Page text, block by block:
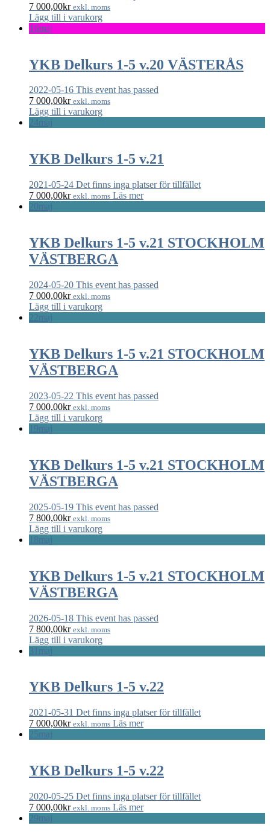
7 000,00kr exkl. moms
Lägg till i varukorg
16maj
YKB Delkurs 1-5 v.20 VÄSTERÅS
2022-05-16 This event has passed
7 000,00kr exkl. moms
Lägg till i varukorg
24maj
YKB Delkurs 1-5 v.21
2021-05-24 Det finns inga platser för tillfället
7 000,00kr exkl. moms Läs mer
20maj
YKB Delkurs 1-5 v.21 STOCKHOLM
VÄSTBERGA
2024-05-20 This event has passed
7 000,00kr exkl. moms
Lägg till i varukorg
22maj
YKB Delkurs 1-5 v.21 STOCKHOLM
VÄSTBERGA
2023-05-22 This event has passed
7 000,00kr exkl. moms
Lägg till i varukorg
19maj
YKB Delkurs 1-5 v.21 STOCKHOLM
VÄSTBERGA
2025-05-19 This event has passed
7 800,00kr exkl. moms
Lägg till i varukorg
18maj
YKB Delkurs 1-5 v.21 STOCKHOLM
VÄSTBERGA
2026-05-18 This event has passed
7 800,00kr exkl. moms
Lägg till i varukorg
31 maj
YKB Delkurs 1-5 v.22
2021-05-31 Det finns inga platser för tillfället
7 000,00kr exkl. moms Läs mer
25maj
YKB Delkurs 1-5 v.22
2020-05-25 Det finns inga platser för tillfället
7 000,00kr exkl. moms Läs mer
29maj